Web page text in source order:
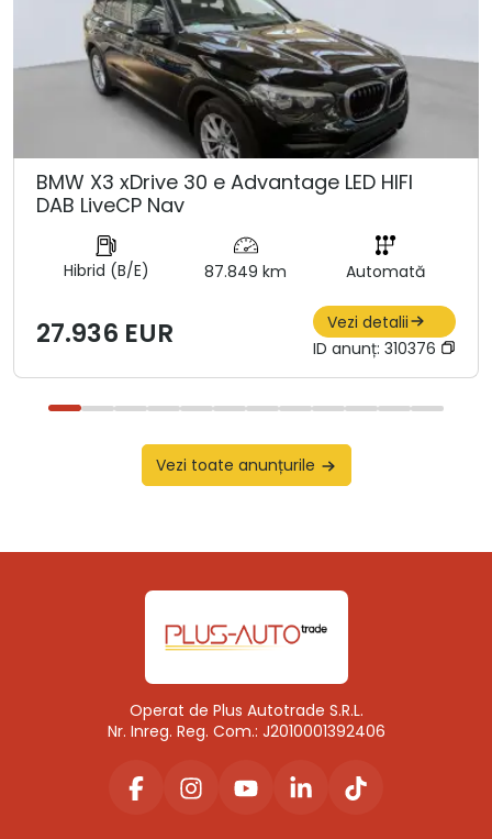
BMW X3 xDrive 30 e Advantage LED HIFI
DAB LiveCP Nav
Hibrid (B/E) 87.849 km Automată
27.936 EUR
Vezi detalii
ID anunț: 310376
Vezi toate anunțurile
Operat de Plus Autotrade S.R.L.
Nr. Inreg. Reg. Com.: J2010001392406